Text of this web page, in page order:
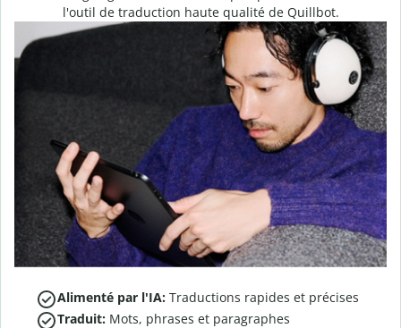
l'outil de traduction haute qualité de Quillbot.
Alimenté par l'IA: Traductions rapides et précises
Traduit: Mots, phrases et paragraphes